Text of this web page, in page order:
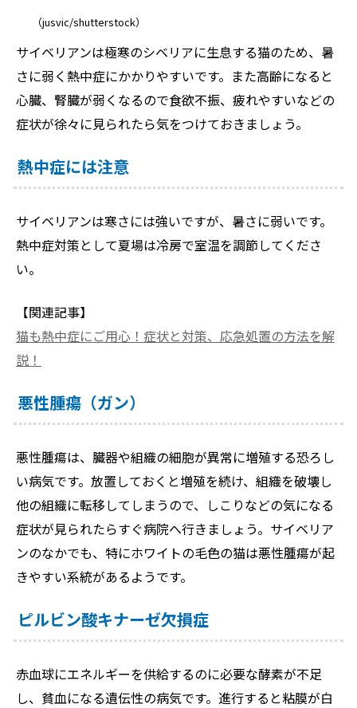
（jusvic/shutterstock）
サイベリアンは極寒のシベリアに生息する猫のため、暑
さに弱く熱中症にかかりやすいです。また高齢になると
心臓、腎臓が弱くなるので食欲不振、疲れやすいなどの
症状が徐々に見られたら気をつけておきましょう。
熱中症には注意
サイベリアンは寒さには強いですが、暑さに弱いです。
熱中症対策として夏場は冷房で室温を調節してくださ
い。
【関連記事】
猫も熱中症にご用心！症状と対策、応急処置の方法を解
説！
悪性腫瘍（ガン）
悪性腫瘍は、臓器や組織の細胞が異常に増殖する恐ろし
い病気です。放置しておくと増殖を続け、組織を破壊し
他の組織に転移してしまうので、しこりなどの気になる
症状が見られたらすぐ病院へ行きましょう。サイベリア
ンのなかでも、特にホワイトの毛色の猫は悪性腫瘍が起
きやすい系統があるようです。
ピルビン酸キナーゼ欠損症
赤血球にエネルギーを供給するのに必要な酵素が不足
し、貧血になる遺伝性の病気です。進行すると粘膜が白